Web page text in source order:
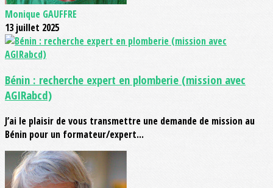
Monique GAUFFRE
13 juillet 2025
Bénin : recherche expert en plomberie (mission avec
AGIRabcd)
J’ai le plaisir de vous transmettre une demande de mission au
Bénin pour un formateur/expert...